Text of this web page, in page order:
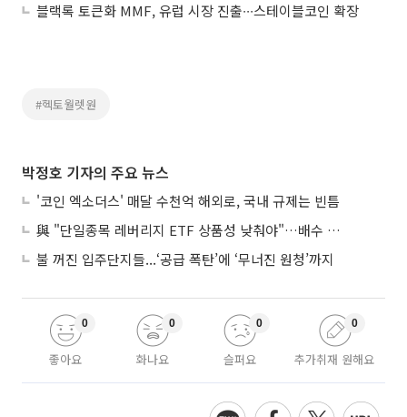
블랙록 토큰화 MMF, 유럽 시장 진출∙∙∙스테이블코인 확장
#헥토월렛원
박정호 기자의 주요 뉴스
'코인 엑소더스' 매달 수천억 해외로, 국내 규제는 빈틈
與 "단일종목 레버리지 ETF 상품성 낮춰야"…배수 조정안도 거론
불 꺼진 입주단지들...‘공급 폭탄’에 ‘무너진 원청’까지
좋아요
0
화나요
0
슬퍼요
0
추가취재 원해요
0